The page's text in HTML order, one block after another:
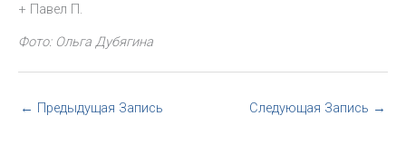
+ Павел П.
Фото: Ольга Дубягина
← Предыдущая Запись Следующая Запись →